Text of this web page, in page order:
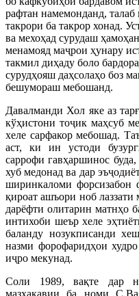
рафтан намемонданд, талаб
такрори ба такрор хонад.
ва мехоҳад сурудаш
менамояд маҷрои ҳунару
такмил диҳаду боло
сурудҳояш даҳсолаҳо боз
бешумораш мебошанд.
Давалманди Хол яке аз
кўҳистони тоҷик маҳсуб
хеле сарфакор мебошад.
аст, ки ин устоди
саррофи гавҳаршинос
хуб медонад ва дар
ширинкаломи форсизабон
қироат ашъори ноб лаззати
дарёфти олитарин матнҳо
интихоби шеър хеле
баланду нозукписанди
назми форофаридҳои
иҷро мекунад.
Соли 1989, вақте дар
мазҳакавии ба номи